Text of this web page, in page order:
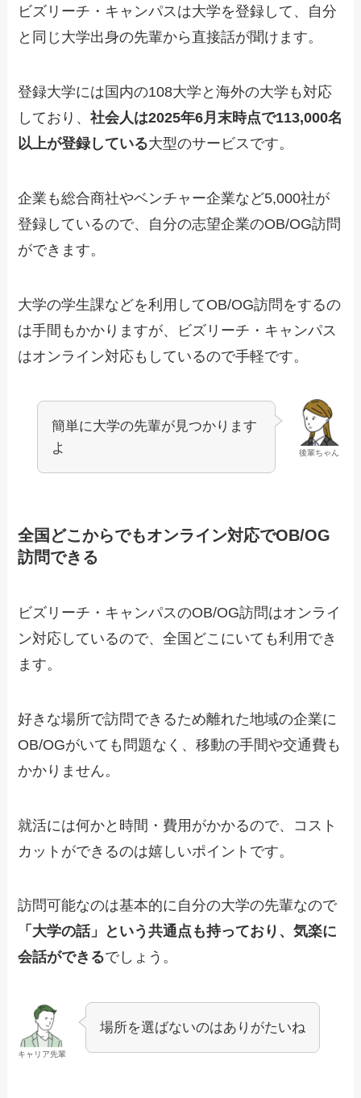
ビズリーチ・キャンパスは大学を登録して、自分
と同じ大学出身の先輩から直接話が聞けます。
登録大学には国内の108大学と海外の大学も対応
しており、社会人は2025年6月末時点で113,000名
以上が登録している大型のサービスです。
企業も総合商社やベンチャー企業など5,000社が
登録しているので、自分の志望企業のOB/OG訪問
ができます。
大学の学生課などを利用してOB/OG訪問をするの
は手間もかかりますが、ビズリーチ・キャンパス
はオンライン対応もしているので手軽です。
後輩ちゃん
簡単に大学の先輩が見つかります
よ
全国どこからでもオンライン対応でOB/OG
訪問できる
ビズリーチ・キャンパスのOB/OG訪問はオンライ
ン対応しているので、全国どこにいても利用でき
ます。
好きな場所で訪問できるため離れた地域の企業に
OB/OGがいても問題なく、移動の手間や交通費も
かかりません。
就活には何かと時間・費用がかかるので、コスト
カットができるのは嬉しいポイントです。
訪問可能なのは基本的に自分の大学の先輩なので
「大学の話」という共通点も持っており、気楽に
会話ができるでしょう。
キャリア先輩
場所を選ばないのはありがたいね